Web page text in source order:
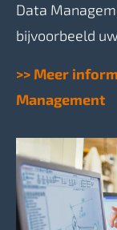
Data
bijvoorbeeld
>> Meer
Management